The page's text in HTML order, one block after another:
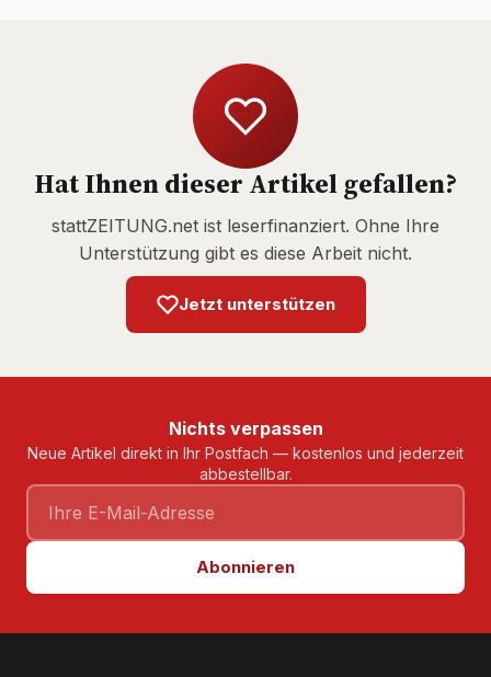
Hat Ihnen dieser Artikel gefallen?
stattZEITUNG.net ist leserfinanziert. Ohne Ihre
Unterstützung gibt es diese Arbeit nicht.
Jetzt unterstützen
Nichts verpassen
Neue Artikel direkt in Ihr Postfach — kostenlos und jederzeit
abbestellbar.
Abonnieren